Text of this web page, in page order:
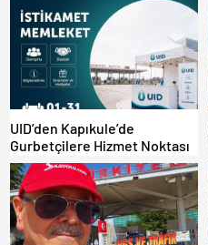
UID’den Kapıkule’de
Gurbetçilere Hizmet Noktası